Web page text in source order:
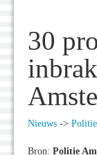
30
Nieuws -> Politie
Bron: Politie